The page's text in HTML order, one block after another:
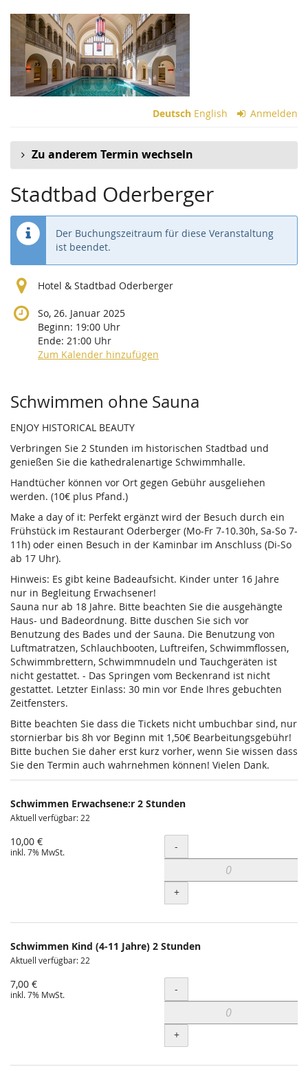
Zum
Haupt-
Inhalt
springen
Deutsch English Anmelden
Zu anderem Termin wechseln
Stadtbad Oderberger
Der Buchungszeitraum für diese Veranstaltung
ist beendet.
Hotel & Stadtbad Oderberger
So, 26. Januar 2025
Beginn: 19:00 Uhr
Ende: 21:00 Uhr
Zum Kalender hinzufügen
Produkte
Schwimmen ohne Sauna
ENJOY HISTORICAL BEAUTY
Verbringen Sie 2 Stunden im historischen Stadtbad und
genießen Sie die kathedralenartige Schwimmhalle.
Handtücher können vor Ort gegen Gebühr ausgeliehen
werden. (10€ plus Pfand.)
Make a day of it: Perfekt ergänzt wird der Besuch durch ein
Frühstück im Restaurant Oderberger (Mo-Fr 7-10.30h, Sa-So 7-
11h) oder einen Besuch in der Kaminbar im Anschluss (Di-So
ab 17 Uhr).
Hinweis: Es gibt keine Badeaufsicht. Kinder unter 16 Jahre
nur in Begleitung Erwachsener!
Sauna nur ab 18 Jahre. Bitte beachten Sie die ausgehängte
Haus- und Badeordnung. Bitte duschen Sie sich vor
Benutzung des Bades und der Sauna. Die Benutzung von
Luftmatratzen, Schlauchbooten, Luftreifen, Schwimmflossen,
Schwimmbrettern, Schwimmnudeln und Tauchgeräten ist
nicht gestattet. - Das Springen vom Beckenrand ist nicht
gestattet. Letzter Einlass: 30 min vor Ende Ihres gebuchten
Zeitfensters.
Bitte beachten Sie dass die Tickets nicht umbuchbar sind, nur
stornierbar bis 8h vor Beginn mit 1,50€ Bearbeitungsgebühr!
Bitte buchen Sie daher erst kurz vorher, wenn Sie wissen dass
Sie den Termin auch wahrnehmen können! Vielen Dank.
Schwimmen Erwachsene:r 2 Stunden
Aktuell verfügbar: 22
10,00 €
inkl. 7% MwSt. Menge
-
+
Schwimmen Kind (4-11 Jahre) 2 Stunden
Aktuell verfügbar: 22
7,00 €
inkl. 7% MwSt. Menge
-
+